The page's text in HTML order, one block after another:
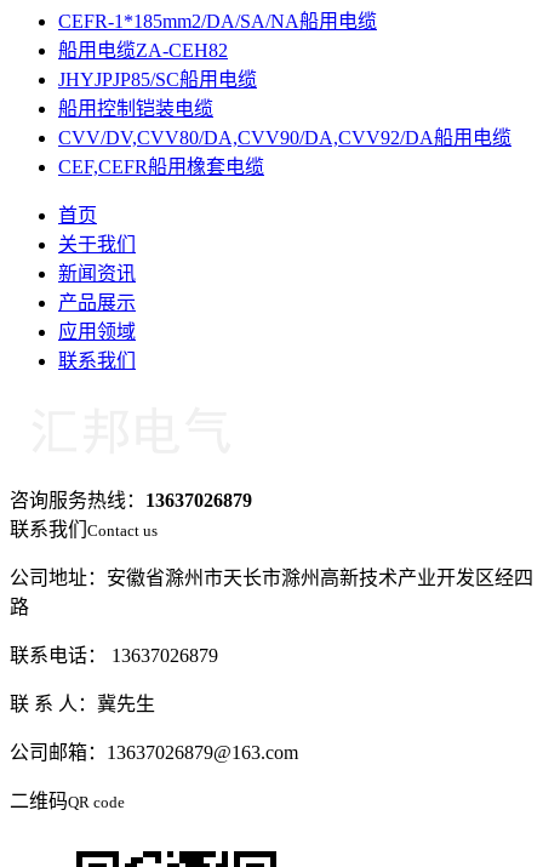
CEFR-1*185mm2/DA/SA/NA船用电缆
船用电缆ZA-CEH82
JHYJPJP85/SC船用电缆
船用控制铠装电缆
CVV/DV,CVV80/DA,CVV90/DA,CVV92/DA船用电缆
CEF,CEFR船用橡套电缆
首页
关于我们
新闻资讯
产品展示
应用领域
联系我们
咨询服务热线： 13637026879
联系我们 Contact us
公司地址：安徽省滁州市天长市滁州高新技术产业开发区经四
路
联系电话： 13637026879
联 系 人：冀先生
公司邮箱：13637026879@163.com
二维码QR code